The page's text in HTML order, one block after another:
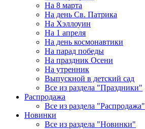
На 8 марта
На день Св. Патрика
На Хэллоуин
На 1 апреля
На день космонавтики
На парад победы
На праздник Осени
На утренник
Выпускной в детский сад
Все из раздела "Праздники"
Распродажа
Все из раздела "Распродажа"
Новинки
Все из раздела "Новинки"